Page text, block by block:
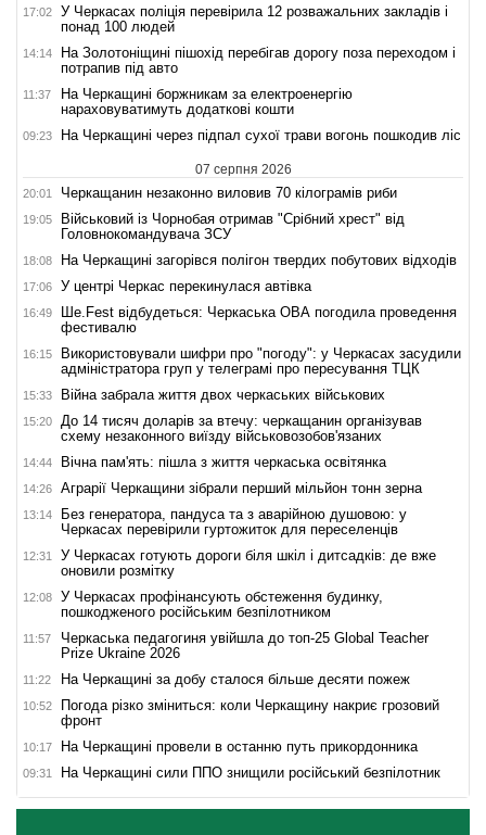
17:02
У Черкасах поліція перевірила 12 розважальних закладів і
понад 100 людей
14:14
На Золотоніщині пішохід перебігав дорогу поза переходом і
потрапив під авто
11:37
На Черкащині боржникам за електроенергію
нараховуватимуть додаткові кошти
09:23 На Черкащині через підпал сухої трави вогонь пошкодив ліс
07 серпня 2026
20:01 Черкащанин незаконно виловив 70 кілограмів риби
19:05
Військовий із Чорнобая отримав "Срібний хрест" від
Головнокомандувача ЗСУ
18:08 На Черкащині загорівся полігон твердих побутових відходів
17:06 У центрі Черкас перекинулася автівка
16:49
Ше.Fest відбудеться: Черкаська ОВА погодила проведення
фестивалю
16:15
Використовували шифри про "погоду": у Черкасах засудили
адміністратора груп у телеграмі про пересування ТЦК
15:33 Війна забрала життя двох черкаських військових
15:20
До 14 тисяч доларів за втечу: черкащанин організував
схему незаконного виїзду військовозобов'язаних
14:44 Вічна пам'ять: пішла з життя черкаська освітянка
14:26 Аграрії Черкащини зібрали перший мільйон тонн зерна
13:14
Без генератора, пандуса та з аварійною душовою: у
Черкасах перевірили гуртожиток для переселенців
12:31
У Черкасах готують дороги біля шкіл і дитсадків: де вже
оновили розмітку
12:08
У Черкасах профінансують обстеження будинку,
пошкодженого російським безпілотником
11:57
Черкаська педагогиня увійшла до топ-25 Global Teacher
Prize Ukraine 2026
11:22 На Черкащині за добу сталося більше десяти пожеж
10:52
Погода різко зміниться: коли Черкащину накриє грозовий
фронт
10:17 На Черкащині провели в останню путь прикордонника
09:31 На Черкащині сили ППО знищили російський безпілотник